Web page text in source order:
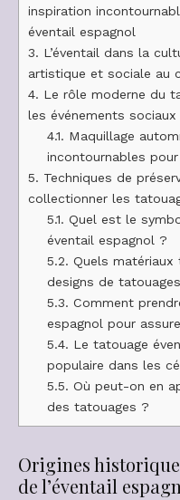
inspiration
éventail espagnol
3. L’éventail dans la
artistique et sociale au
4. Le rôle moderne du
les événements
4.1. Maquillage
incontournables
5. Techniques de
collectionner les
5.1. Quel est le
éventail espagnol ?
5.2. Quels matériaux
designs de
5.3. Comment
espagnol pour
5.4. Le tatouage
populaire dans les
5.5. Où peut-on en
des tatouages ?
Origines
de l’éventail